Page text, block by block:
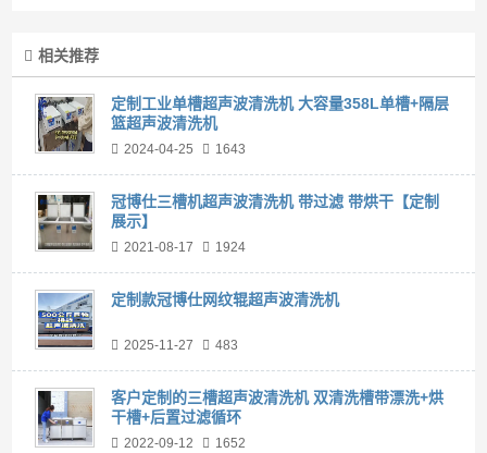
相关推荐
定制工业单槽超声波清洗机 大容量358L单槽+隔层
篮超声波清洗机
2024-04-25 1643
冠博仕三槽机超声波清洗机 带过滤 带烘干【定制
展示】
2021-08-17 1924
定制款冠博仕网纹辊超声波清洗机
2025-11-27 483
客户定制的三槽超声波清洗机 双清洗槽带漂洗+烘
干槽+后置过滤循环
2022-09-12 1652